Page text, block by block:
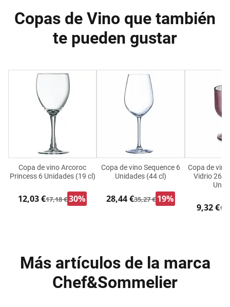
Copas de Vino que también
te pueden gustar
Copa de vino Arcoroc
Princess 6 Unidades (19 cl)
12,03 €17,18 €30%
Copa de vino Sequence 6
Unidades (44 cl)
28,44 €35,27 € 19%
Copa de
Vidrio 260
9,32 €
Más artículos de la marca
Chef&Sommelier